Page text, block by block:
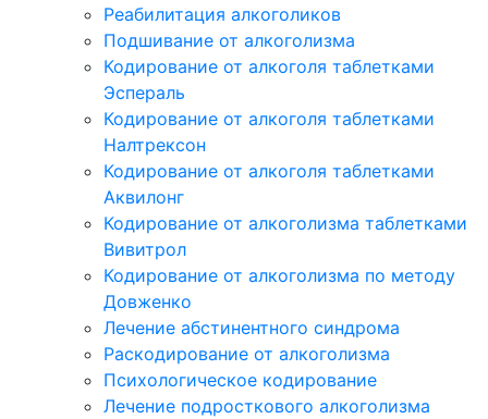
Реабилитация алкоголиков
Подшивание от алкоголизма
Кодирование от алкоголя таблетками
Эспераль
Кодирование от алкоголя таблетками
Налтрексон
Кодирование от алкоголя таблетками
Аквилонг
Кодирование от алкоголизма таблетками
Вивитрол
Кодирование от алкоголизма по методу
Довженко
Лечение абстинентного синдрома
Раскодирование от алкоголизма
Психологическое кодирование
Лечение подросткового алкоголизма